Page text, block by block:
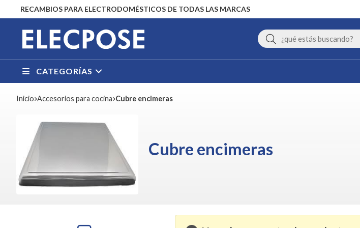
RECAMBIOS PARA ELECTRODOMÉSTICOS DE TODAS LAS MARCAS
Buscar
CATEGORÍAS
Inicio accesorios para cocina Cubre encimeras
Cubre encimeras